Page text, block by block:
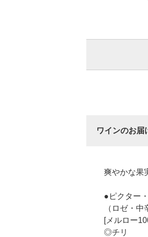
ワインのお届
爽やかな果
●ピクター
（ロゼ・中
[メルロー
◎チリ